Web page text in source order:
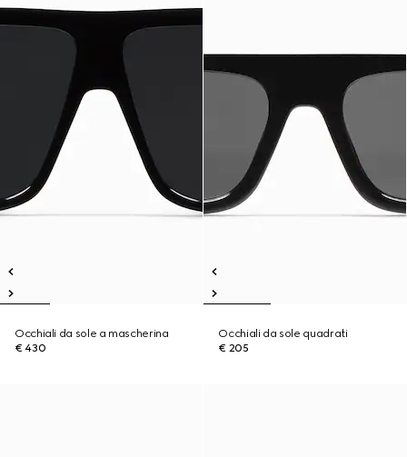
Occhiali da sole a mascherina
€ 430
Occhiali da sole quadrati
€ 205